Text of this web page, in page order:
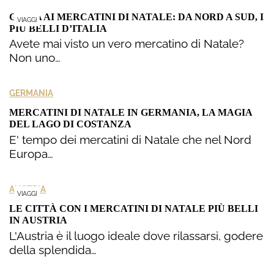
VIAGGI
GUIDA AI MERCATINI DI NATALE: DA NORD A SUD, I
PIÙ BELLI D’ITALIA
Avete mai visto un vero mercatino di Natale?
Non uno…
GERMANIA
MERCATINI DI NATALE IN GERMANIA, LA MAGIA
DEL LAGO DI COSTANZA
E' tempo dei mercatini di Natale che nel Nord
Europa…
VIAGGI
AUSTRIA
LE CITTÀ CON I MERCATINI DI NATALE PIÙ BELLI
IN AUSTRIA
L'Austria è il luogo ideale dove rilassarsi, godere
della splendida…